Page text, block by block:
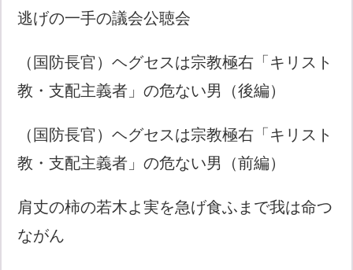
逃げの一手の議会公聴会
（国防長官）ヘグセスは宗教極右「キリスト
教・支配主義者」の危ない男（後編）
（国防長官）ヘグセスは宗教極右「キリスト
教・支配主義者」の危ない男（前編）
肩丈の柿の若木よ実を急げ食ふまで我は命つ
ながん